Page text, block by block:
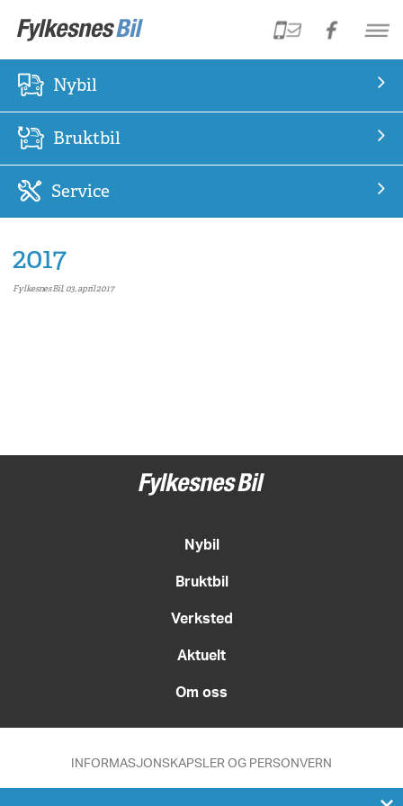
Nybil
Bruktbil
Service
2017
Fylkesnes Bil, 03, april 2017
Nybil
Bruktbil
Verksted
Aktuelt
Om oss
INFORMASJONSKAPSLER OG PERSONVERN